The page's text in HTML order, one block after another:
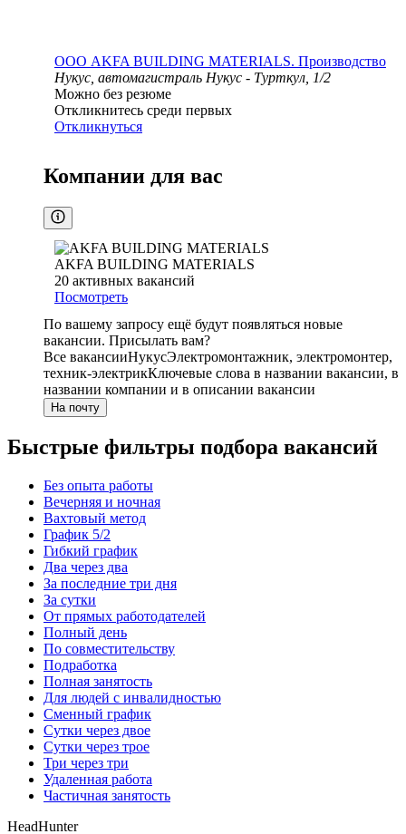
ООО AKFA BUILDING MATERIALS. Производство
Нукус, автомагистраль Нукус - Турткул, 1/2
Можно без резюме
Откликнитесь среди первых
Откликнуться
Компании для вас
AKFA BUILDING MATERIALS
20 активных вакансий
Посмотреть
По вашему запросу ещё будут появляться новые
вакансии. Присылать вам?
Все вакансииНукусЭлектромонтажник, электромонтер,
техник-электрикКлючевые слова в названии вакансии, в
названии компании и в описании вакансии
На почту
Быстрые фильтры подбора вакансий
Без опыта работы
Вечерняя и ночная
Вахтовый метод
График 5/2
Гибкий график
Два через два
За последние три дня
За сутки
От прямых работодателей
Полный день
По совместительству
Подработка
Полная занятость
Для людей с инвалидностью
Сменный график
Сутки через двое
Сутки через трое
Три через три
Удаленная работа
Частичная занятость
HeadHunter